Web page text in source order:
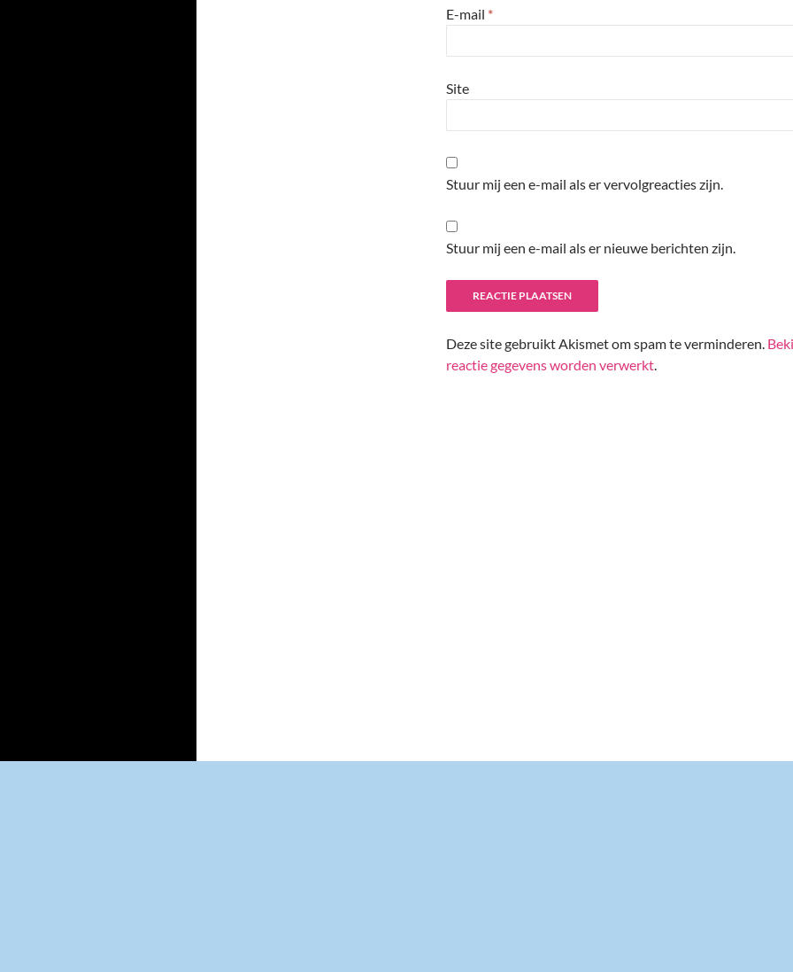
E-mail *
Site
Stuur mij een e-mail als er vervolgreacties zijn.
Stuur mij een e-mail als er nieuwe berichten zijn.
Deze site gebruikt Akismet om spam te verminderen.
reactie gegevens worden verwerkt.